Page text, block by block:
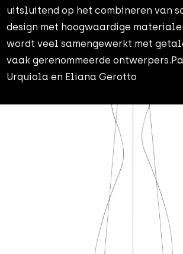
uitsluitend op het combineren van
design met hoogwaardige
wordt veel samengewerkt met
vaak gerenommeerde
Urquiola en Eliana Gerotto